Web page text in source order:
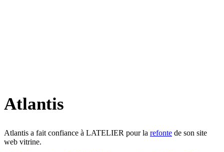
Atlantis
Atlantis a fait confiance à LATELIER pour la refonte de son site
web vitrine.